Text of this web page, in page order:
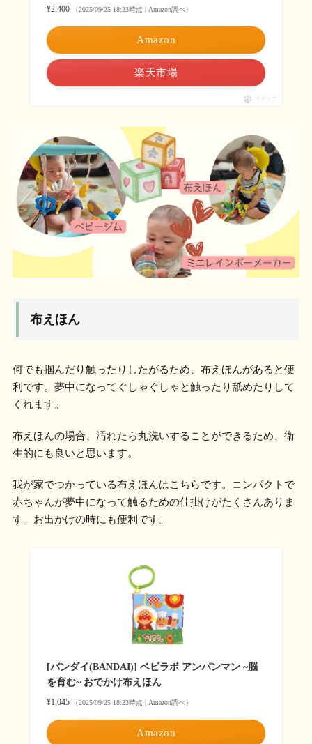
¥2,400 （2025/09/25 18:23時点 | Amazon調べ）
Amazon
楽天市場
ポチップ
布えほん
何でも掴んだり触ったりしたがるため、布えほんがあると便
利です。夢中になってぐしゃぐしゃと触ったり舐めたりして
くれます。
布えほんの場合、汚れたら丸洗いすることができるため、衛
生的にも良いと思います。
我が家でつかっている布えほんはこちらです。コンパクトで
赤ちゃんが夢中になって触るための仕掛けがたくさんありま
す。お出かけの時にも便利です。
[バンダイ(BANDAI)] ベビラボ アンパンマン ~脳
を育む~ おでかけ布えほん
¥1,045 （2025/09/25 18:23時点 | Amazon調べ）
Amazon